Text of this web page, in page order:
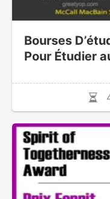
Bourses
Pour Étudier